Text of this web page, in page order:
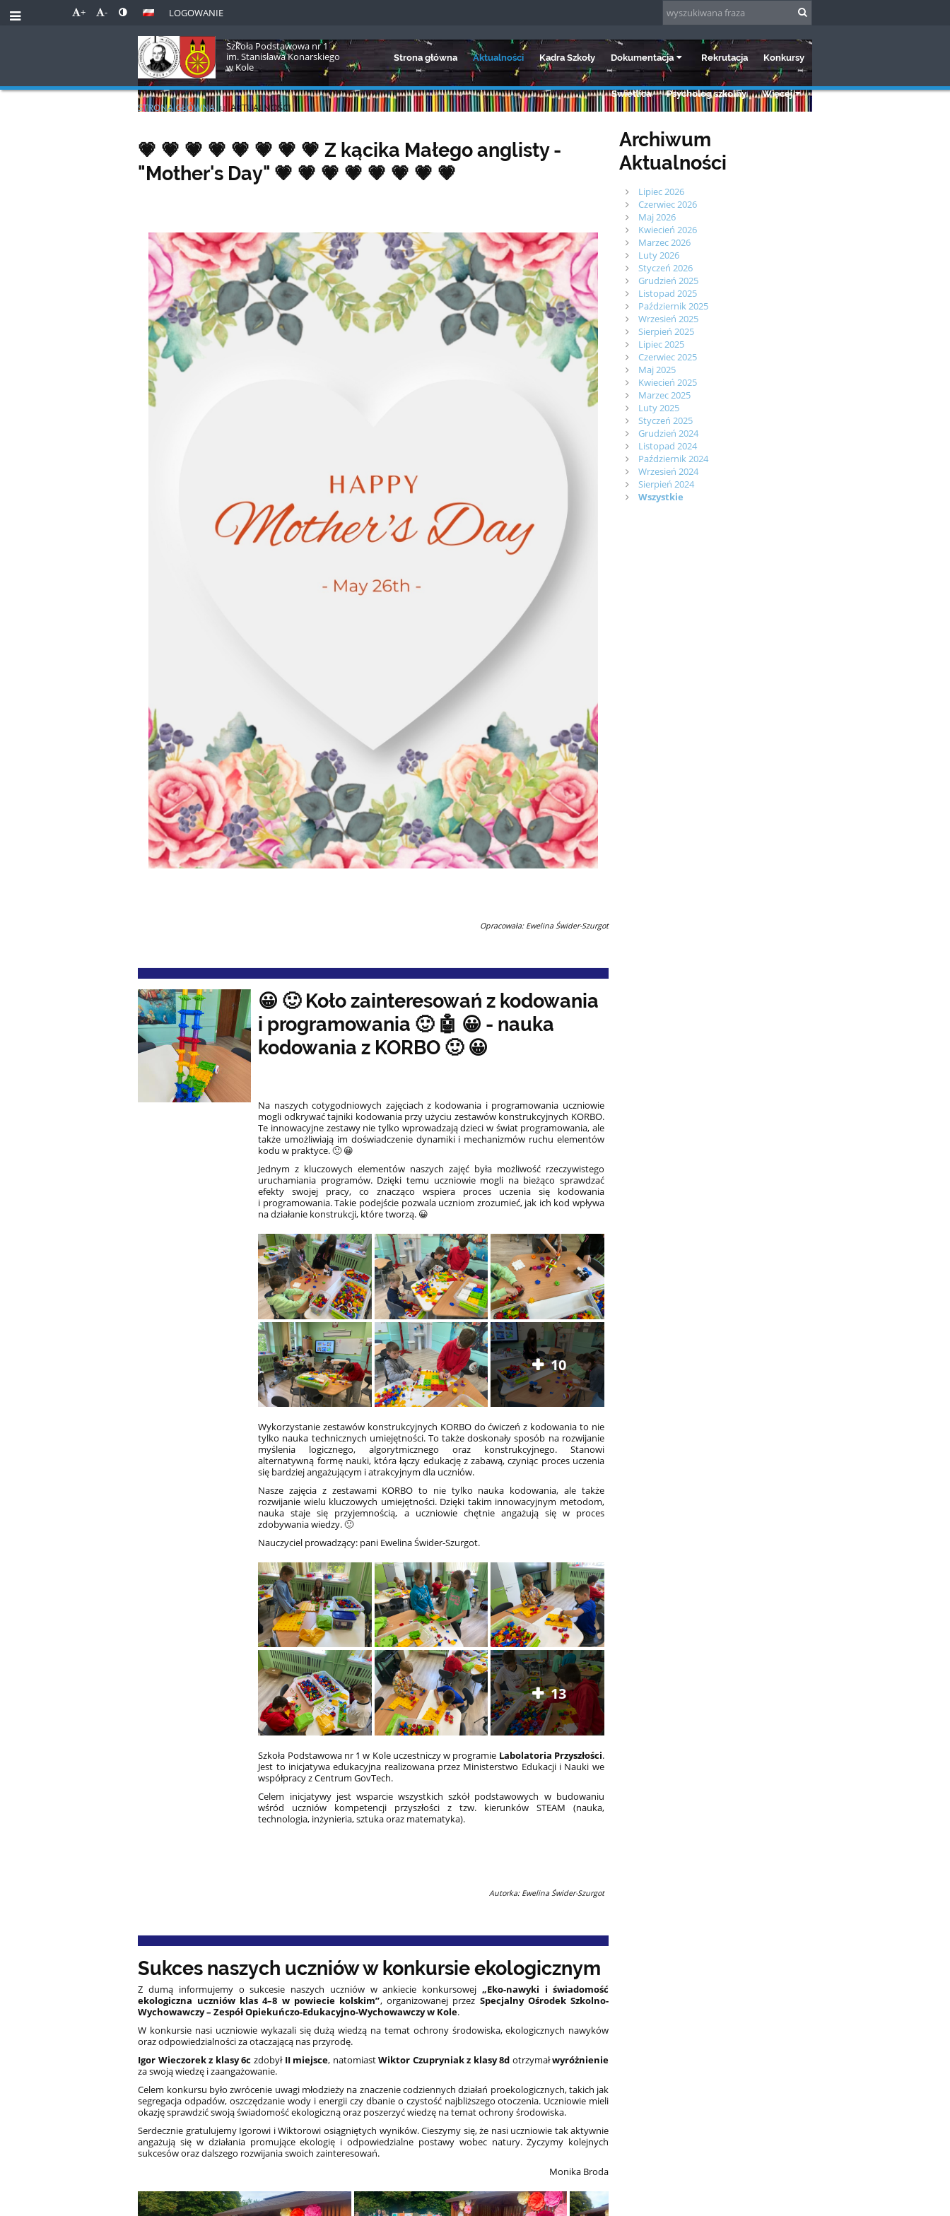
+ - LOGOWANIE
Szkoła Podstawowa nr 1
im. Stanisława Konarskiego
w Kole
Strona główna Aktualności Kadra Szkoły Dokumentacja Rekrutacja Konkursy
Świetlica Psycholog szkolny Więcej
STRONA GŁÓWNA u AKTUALNOŚCI
Aktualności
💗 💗 💗 💗 💗 💗 💗 💗 Z kącika Małego anglisty -
"Mother's Day" 💗 💗 💗 💗 💗 💗 💗 💗
Opracowała: Ewelina Świder-Szurgot
😀 🙂 Koło zainteresowań z kodowania
i programowania 🙂 🤖 😀 - nauka
kodowania z KORBO 🙂 😀
Na naszych cotygodniowych zajęciach z kodowania i programowania uczniowie
mogli odkrywać tajniki kodowania przy użyciu zestawów konstrukcyjnych KORBO.
Te innowacyjne zestawy nie tylko wprowadzają dzieci w świat programowania, ale
także umożliwiają im doświadczenie dynamiki i mechanizmów ruchu elementów
kodu w praktyce. 🙂 😀
Jednym z kluczowych elementów naszych zajęć była możliwość rzeczywistego
uruchamiania programów. Dzięki temu uczniowie mogli na bieżąco sprawdzać
efekty swojej pracy, co znacząco wspiera proces uczenia się kodowania
i programowania. Takie podejście pozwala uczniom zrozumieć, jak ich kod wpływa
na działanie konstrukcji, które tworzą. 😀
10
Wykorzystanie zestawów konstrukcyjnych KORBO do ćwiczeń z kodowania to nie
tylko nauka technicznych umiejętności. To także doskonały sposób na rozwijanie
myślenia logicznego, algorytmicznego oraz konstrukcyjnego. Stanowi
alternatywną formę nauki, która łączy edukację z zabawą, czyniąc proces uczenia
się bardziej angażującym i atrakcyjnym dla uczniów.
Nasze zajęcia z zestawami KORBO to nie tylko nauka kodowania, ale także
rozwijanie wielu kluczowych umiejętności. Dzięki takim innowacyjnym metodom,
nauka staje się przyjemnością, a uczniowie chętnie angażują się w proces
zdobywania wiedzy. 🙂
Nauczyciel prowadzący: pani Ewelina Świder-Szurgot.
13
Szkoła Podstawowa nr 1 w Kole uczestniczy w programie Labolatoria Przyszłości.
Jest to inicjatywa edukacyjna realizowana przez Ministerstwo Edukacji i Nauki we
współpracy z Centrum GovTech.
Celem inicjatywy jest wsparcie wszystkich szkół podstawowych w budowaniu
wśród uczniów kompetencji przyszłości z tzw. kierunków STEAM (nauka,
technologia, inżynieria, sztuka oraz matematyka).
Autorka: Ewelina Świder-Szurgot
Sukces naszych uczniów w konkursie ekologicznym
Z dumą informujemy o sukcesie naszych uczniów w ankiecie konkursowej „Eko-nawyki i świadomość
ekologiczna uczniów klas 4–8 w powiecie kolskim”, organizowanej przez Specjalny Ośrodek Szkolno-
Wychowawczy – Zespół Opiekuńczo-Edukacyjno-Wychowawczy w Kole.
W konkursie nasi uczniowie wykazali się dużą wiedzą na temat ochrony środowiska, ekologicznych nawyków
oraz odpowiedzialności za otaczającą nas przyrodę.
Igor Wieczorek z klasy 6c zdobył II miejsce, natomiastWiktor Czupryniak z klasy 8d otrzymałwyróżnienie
za swoją wiedzę i zaangażowanie.
Celem konkursu było zwrócenie uwagi młodzieży na znaczenie codziennych działań proekologicznych, takich jak
segregacja odpadów, oszczędzanie wody i energii czy dbanie o czystość najbliższego otoczenia. Uczniowie mieli
okazję sprawdzić swoją świadomość ekologiczną oraz poszerzyć wiedzę na temat ochrony środowiska.
Serdecznie gratulujemy Igorowi i Wiktorowi osiągniętych wyników. Cieszymy się, że nasi uczniowie tak aktywnie
angażują się w działania promujące ekologię i odpowiedzialne postawy wobec natury. Życzymy kolejnych
sukcesów oraz dalszego rozwijania swoich zainteresowań.
Monika Broda
Archiwum
Aktualności
Lipiec 2026
Czerwiec 2026
Maj 2026
Kwiecień 2026
Marzec 2026
Luty 2026
Styczeń 2026
Grudzień 2025
Listopad 2025
Październik 2025
Wrzesień 2025
Sierpień 2025
Lipiec 2025
Czerwiec 2025
Maj 2025
Kwiecień 2025
Marzec 2025
Luty 2025
Styczeń 2025
Grudzień 2024
Listopad 2024
Październik 2024
Wrzesień 2024
Sierpień 2024
Wszystkie